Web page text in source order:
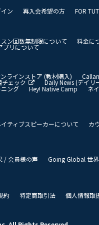
ン 再入会希望の方 FOR
スン回数無制限について 料金に
プリについて
ラインストア (教材購入)
チェック
Daily News (デイリ
ング Hey! Native Camp ネ
イティブスピーカーについて カ
/ 会員様の声 Going Global 世
約 特定商取引法 個人情報取